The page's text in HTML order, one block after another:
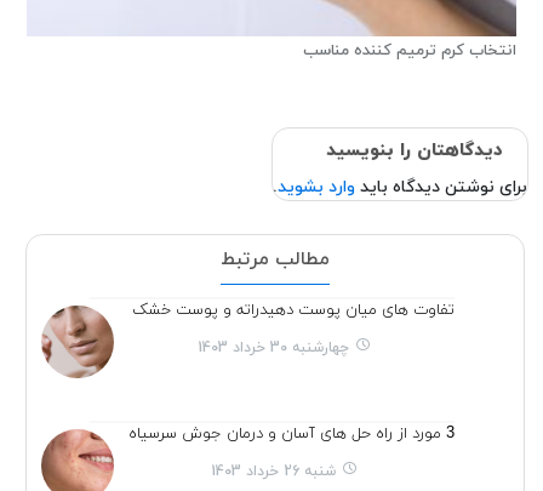
انتخاب کرم ترمیم کننده مناسب
دیدگاهتان را بنویسید
برای نوشتن دیدگاه باید وارد بشوید.
مطالب مرتبط
تفاوت های میان پوست دهیدراته و پوست خشک
چهارشنبه 30 خرداد 1403
3 مورد از راه حل های آسان و درمان جوش سرسیاه
شنبه 26 خرداد 1403